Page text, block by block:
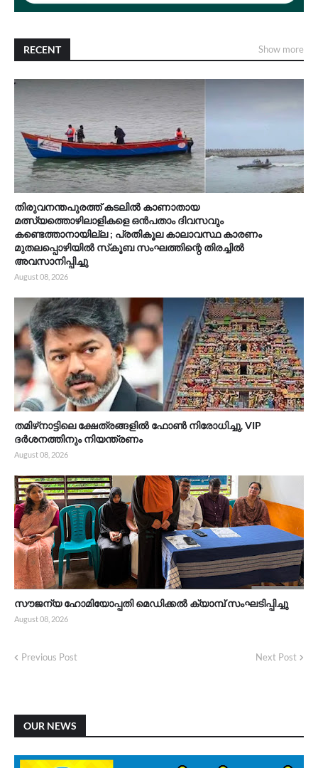
RECENT Show more
തിരുവനന്തപുരത്ത് കടലിൽ കാണാതായ
മത്സ്യത്തൊഴിലാളികളെ ഒൻപതാം ദിവസവും
കണ്ടെത്താനായില്ല ; പ്രതികൂല കാലാവസ്ഥ കാരണം
മുതലപ്പൊഴിയിൽ സ്‌കൂബ സംഘത്തിന്റെ തിരച്ചിൽ
അവസാനിപ്പിച്ചു
August 08, 2026
തമിഴ്‌നാട്ടിലെ ക്ഷേത്രങ്ങളിൽ ഫോൺ നിരോധിച്ചു, VIP
ദർശനത്തിനും നിയന്ത്രണം
August 08, 2026
സൗജന്യ ഹോമിയോപ്പതി മെഡിക്കൽ ക്യാമ്പ് സംഘടിപ്പിച്ചു
August 08, 2026
Previous Post Next Post
OUR NEWS